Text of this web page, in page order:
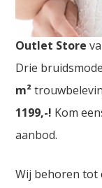
Bruidswinkel
Outlet Store
Drie
m²
1199,-! Kom
aanbod.
Wij behoren tot